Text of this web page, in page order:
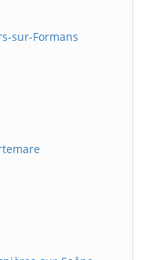
sur-Formans